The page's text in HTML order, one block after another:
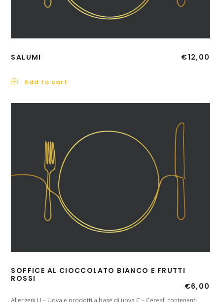
SALUMI €12,00
Add to cart
SOFFICE AL CIOCCOLATO BIANCO E FRUTTI
ROSSI
€6,00